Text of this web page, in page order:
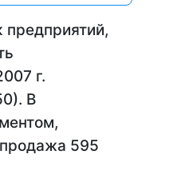
предприятий,
г.
В
595